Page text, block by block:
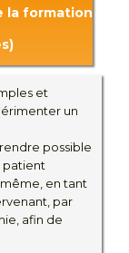
la formation
et
un
possible
patient
en tant
par
afin de